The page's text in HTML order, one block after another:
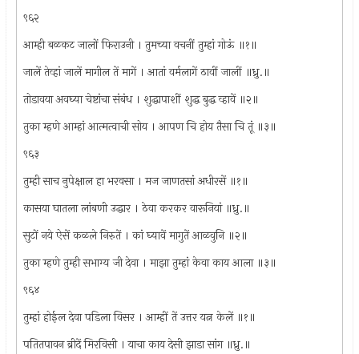
९६२
आम्ही बळकट जालों फिराउनी । तुमच्या वचनीं तुम्हां गोऊं ॥१॥
जालें तेव्हां जालें मागील तें मागें । आतां वर्मलागें ठावीं जालीं ॥ध्रु.॥
तोडावया अवघ्या चेष्टांचा संबंध । शुद्धापाशीं शुद्ध बुद्ध व्हावें ॥२॥
तुका म्हणे आम्हां आत्मत्वाची सोय । आपण चि होय तैसा चि तूं ॥३॥
९६३
तुम्ही साच नुपेक्षाल हा भरवसा । मज जाणतसां अधीरसें ॥१॥
कासया घातला लांबणी उद्धार । ठेवा करकर वारूनियां ॥ध्रु.॥
सुटों नये ऐसें कळले निरुतें । कां घ्यावें मागुतें आळवुनि ॥२॥
तुका म्हणे तुम्ही सभाग्य जी देवा । माझा तुम्हां केवा काय आला ॥३॥
९६४
तुम्हां होईल देवा पडिला विसर । आम्हीं तें उत्तर यत्न केलें ॥१॥
पतितपावन ब्रीदें मिरविसी । याचा काय देसी झाडा सांग ॥ध्रु.॥